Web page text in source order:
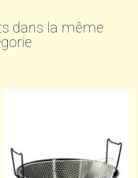
dans la même